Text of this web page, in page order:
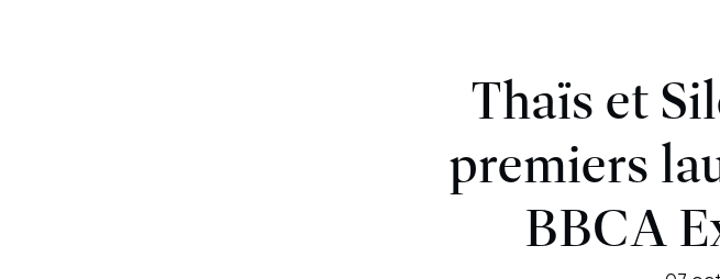
Thaïs et
premiers
BBCA